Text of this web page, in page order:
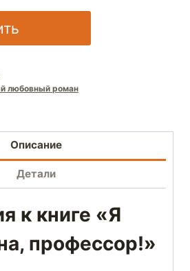
любовный роман
Описание
Детали
к книге «Я
профессор!»